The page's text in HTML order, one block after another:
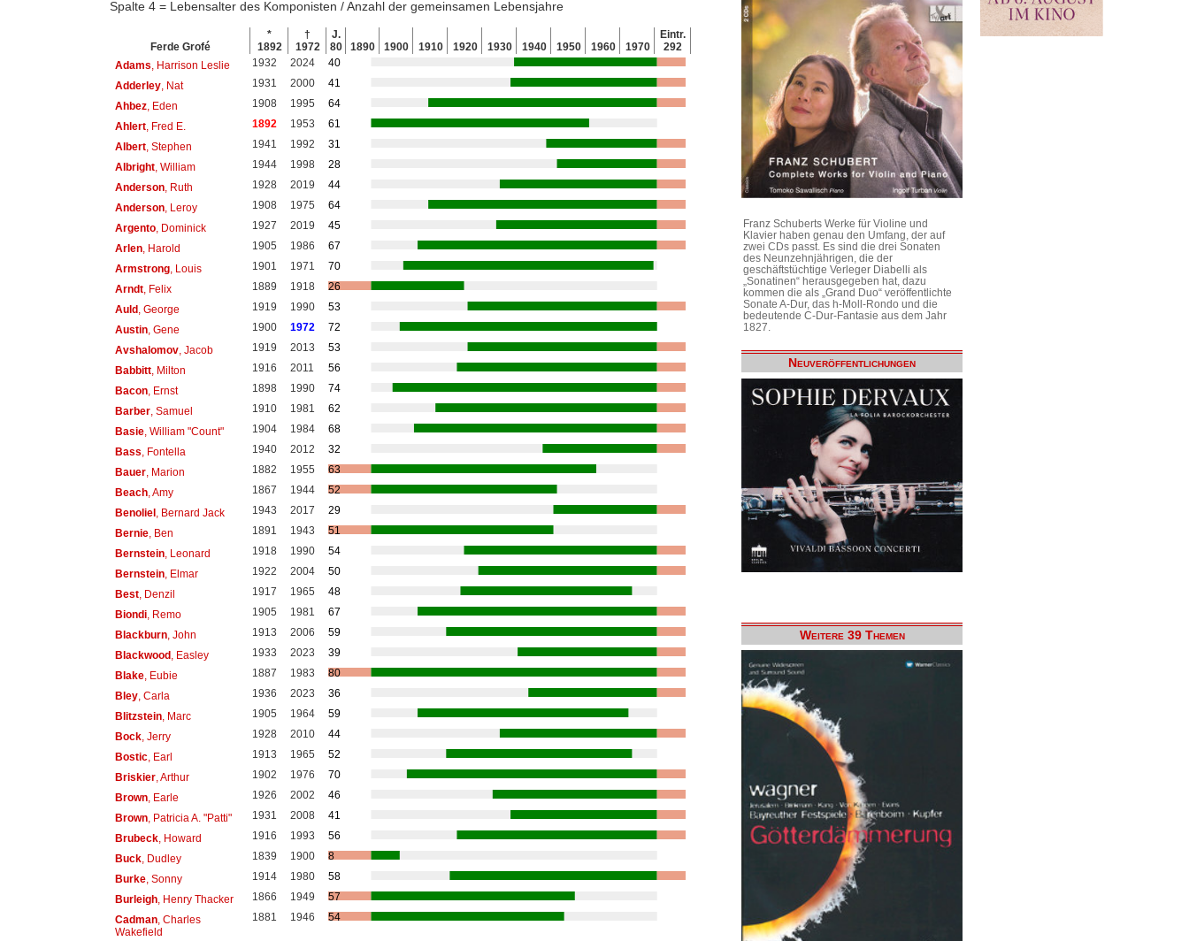
Spalte 4 = Lebensalter des Komponisten / Anzahl der gemeinsamen Lebensjahre
Ferde Grofé
*
1892
†
1972
J.
80
1890 1900 1910 1920 1930 1940 1950 1960 1970
Eintr.
292
Adams , Harrison Leslie 1932 2024
40
Adderley, Nat 1931 2000
41
Ahbez, Eden 1908 1995
64
Ahlert, Fred E. 1892 1953
61
Albert, Stephen 1941 1992
31
Albright, William 1944 1998
28
Anderson, Ruth 1928 2019
44
Anderson, Leroy 1908 1975
64
Argento, Dominick 1927 2019
45
Arlen, Harold 1905 1986
67
Armstrong, Louis 1901 1971
70
Arndt, Felix 1889 1918
26
Auld, George 1919 1990
53
Austin, Gene 1900 1972
72
Avshalomov, Jacob 1919 2013
53
Babbitt, Milton 1916 2011
56
Bacon, Ernst 1898 1990
74
Barber, Samuel 1910 1981
62
Basie, William "Count" 1904 1984
68
Bass , Fontella 1940 2012
32
Bauer, Marion 1882 1955
63
Beach, Amy 1867 1944
52
Benoliel, Bernard Jack 1943 2017
29
Bernie, Ben 1891 1943
51
Bernstein, Leonard 1918 1990
54
Bernstein, Elmar 1922 2004
50
Best, Denzil 1917 1965
48
Biondi, Remo 1905 1981
67
Blackburn, John 1913 2006
59
Blackwood, Easley 1933 2023
39
Blake, Eubie 1887 1983
80
Bley, Carla 1936 2023
36
Blitzstein, Marc 1905 1964
59
Bock, Jerry 1928 2010
44
Bostic, Earl 1913 1965
52
Briskier, Arthur 1902 1976
70
Brown, Earle 1926 2002
46
Brown, Patricia A. "Patti" 1931 2008
41
Brubeck, Howard 1916 1993
56
Buck, Dudley 1839 1900
8
Burke, Sonny 1914 1980
58
Burleigh, Henry Thacker 1866 1949
57
Cadman, Charles
Wakefield
1881 1946 54
Franz Schuberts Werke für Violine und
Klavier haben genau den Umfang, der auf
zwei CDs passt. Es sind die drei Sonaten
des Neunzehnjährigen, die der
geschäftstüchtige Verleger Diabelli als
„Sonatinen“ herausgegeben hat, dazu
kommen die als „Grand Duo“ veröffentlichte
Sonate A-Dur, das h-Moll-Rondo und die
bedeutende C-Dur-Fantasie aus dem Jahr
1827.
Neuveröffentlichungen
Weitere 39 Themen